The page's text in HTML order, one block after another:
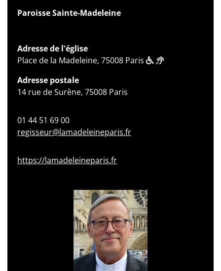
Paroisse Sainte-Madeleine
Adresse de l'église
Place de la Madeleine, 75008 Paris
Adresse postale
14 rue de Surène, 75008 Paris
01 44 51 69 00
regisseur@lamadeleineparis.fr
https://lamadeleineparis.fr